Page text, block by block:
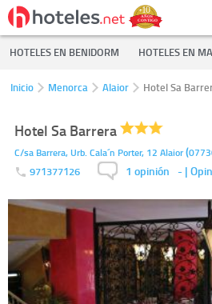
HOTELES EN BENIDORM HOTELES EN
Inicio Menorca Alaior Hotel Sa
Hotel Sa Barrera
C/sa Barrera, Urb. Cala´n Porter, 12 Alaior(
971377126 1 opinión - |